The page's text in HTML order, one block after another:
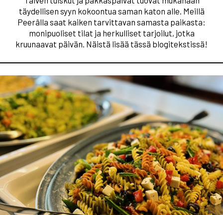
täydellisen syyn kokoontua saman katon alle. Meillä
Peerâlla saat kaiken tarvittavan samasta paikasta:
monipuoliset tilat ja herkulliset tarjoilut, jotka
kruunaavat päivän. Näistä lisää tässä blogitekstissä!